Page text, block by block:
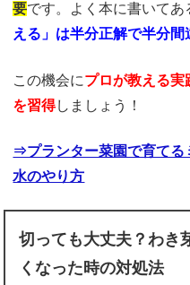
要です。よく本に書いてあ
える」は半分正解で半分間
この機会にプロが教える
を習得しましょう！
⇒プランター菜園で育てる
水のやり方
切っても大丈夫？わき
くなった時の対処法